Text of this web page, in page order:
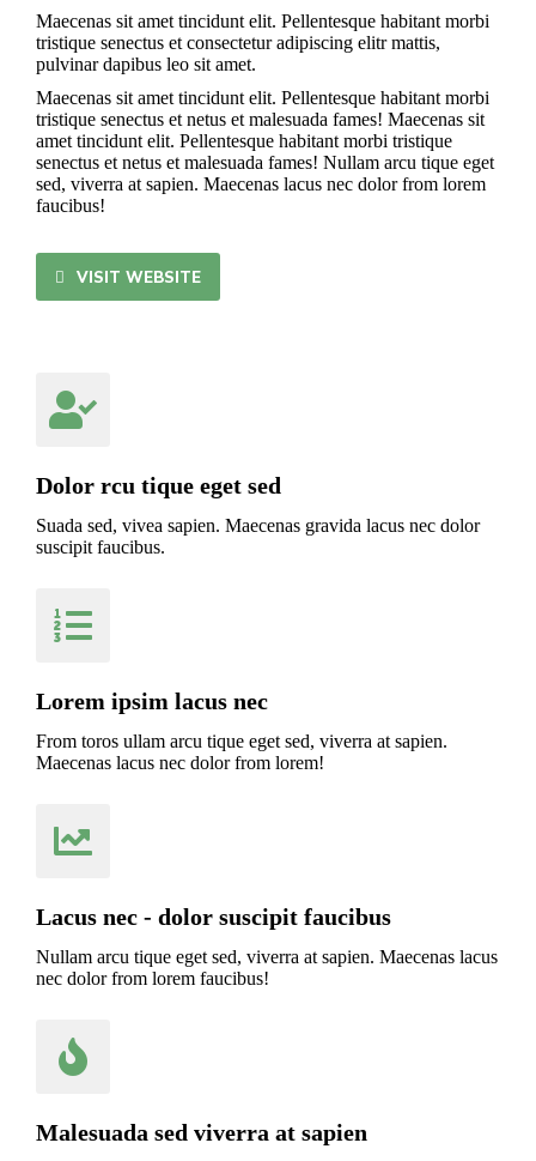
Maecenas sit amet tincidunt elit. Pellentesque habitant morbi
tristique senectus et consectetur adipiscing elitr mattis,
pulvinar dapibus leo sit amet.
Maecenas sit amet tincidunt elit. Pellentesque habitant morbi
tristique senectus et netus et malesuada fames! Maecenas sit
amet tincidunt elit. Pellentesque habitant morbi tristique
senectus et netus et malesuada fames! Nullam arcu tique eget
sed, viverra at sapien. Maecenas lacus nec dolor from lorem
faucibus!
VISIT WEBSITE
Dolor rcu tique eget sed
Suada sed, vivea sapien. Maecenas gravida lacus nec dolor
suscipit faucibus.
Lorem ipsim lacus nec
From toros ullam arcu tique eget sed, viverra at sapien.
Maecenas lacus nec dolor from lorem!
Lacus nec - dolor suscipit faucibus
Nullam arcu tique eget sed, viverra at sapien. Maecenas lacus
nec dolor from lorem faucibus!
Malesuada sed viverra at sapien